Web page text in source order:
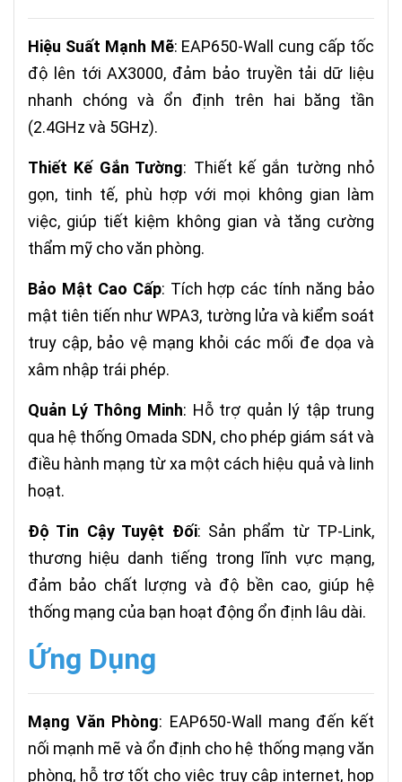
Hiệu Suất Mạnh Mẽ: EAP650-Wall cung cấp tốc
độ lên tới AX3000, đảm bảo truyền tải dữ liệu
nhanh chóng và ổn định trên hai băng tần
(2.4GHz và 5GHz).
Thiết Kế Gắn Tường: Thiết kế gắn tường nhỏ
gọn, tinh tế, phù hợp với mọi không gian làm
việc, giúp tiết kiệm không gian và tăng cường
thẩm mỹ cho văn phòng.
Bảo Mật Cao Cấp: Tích hợp các tính năng bảo
mật tiên tiến như WPA3, tường lửa và kiểm soát
truy cập, bảo vệ mạng khỏi các mối đe dọa và
xâm nhập trái phép.
Quản Lý Thông Minh: Hỗ trợ quản lý tập trung
qua hệ thống Omada SDN, cho phép giám sát và
điều hành mạng từ xa một cách hiệu quả và linh
hoạt.
Độ Tin Cậy Tuyệt Đối: Sản phẩm từ TP-Link,
thương hiệu danh tiếng trong lĩnh vực mạng,
đảm bảo chất lượng và độ bền cao, giúp hệ
thống mạng của bạn hoạt động ổn định lâu dài.
Ứng Dụng
Mạng Văn Phòng: EAP650-Wall mang đến kết
nối mạnh mẽ và ổn định cho hệ thống mạng văn
phòng, hỗ trợ tốt cho việc truy cập internet, họp